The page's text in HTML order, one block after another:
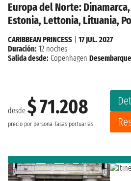
Europa del Norte:
Estonia, Lettonia, Lituania,
desde $ 71.208
precio por persona Tasas portuarias
CARIBBEAN PRINCESS
17 JUL. 2027
Duración: 12 noches
Salida desde: Copenhagen